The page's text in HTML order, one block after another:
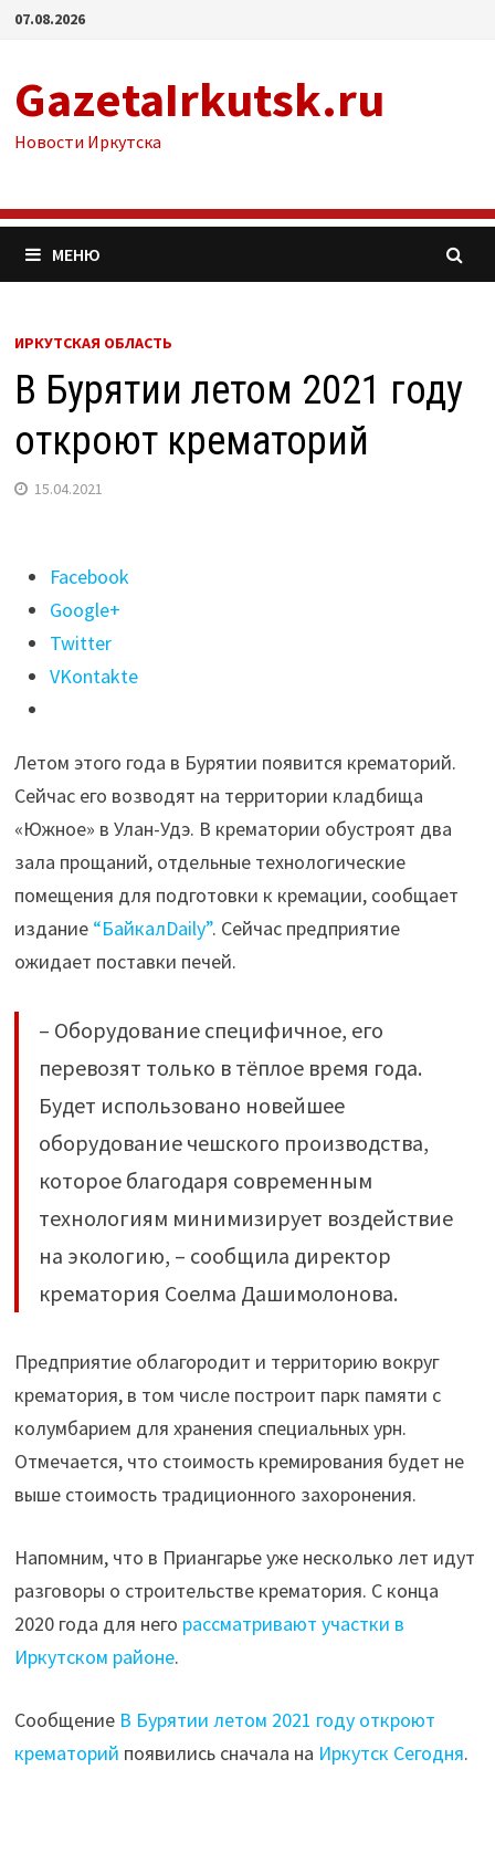
Перейти
07.08.2026
GazetaIrkutsk.ru
Новости Иркутска
МЕНЮ
ИРКУТСКАЯ ОБЛАСТЬ
В Бурятии летом 2021 году
откроют крематорий
15.04.2021
Поделиться
"В
Бурятии
летом
2021
откроют
крематорий"
Facebook
Google+
Twitter
VKontakte
Летом этого года в Бурятии появится крематорий.
Сейчас его возводят на территории кладбища
«Южное» в Улан-Удэ. В крематории обустроят два
зала прощаний, отдельные технологические
помещения для подготовки к кремации, сообщает
издание “БайкалDaily”. Сейчас предприятие
ожидает поставки печей.
– Оборудование специфичное, его
перевозят только в тёплое время года.
Будет использовано новейшее
оборудование чешского производства,
которое благодаря современным
технологиям минимизирует воздействие
на экологию, – сообщила директор
крематория Соелма Дашимолонова.
Предприятие облагородит и территорию вокруг
крематория, в том числе построит парк памяти с
колумбарием для хранения специальных урн.
Отмечается, что стоимость кремирования будет не
выше стоимость традиционного захоронения.
Напомним, что в Приангарье уже несколько лет идут
разговоры о строительстве крематория. С конца
2020 года для него рассматривают участки в
Иркутском районе.
Сообщение В Бурятии летом 2021 году откроют
крематорий появились сначала на Иркутск Сегодня.